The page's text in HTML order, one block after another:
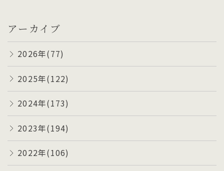
アーカイブ
2026年(77)
2025年(122)
2024年(173)
2023年(194)
2022年(106)